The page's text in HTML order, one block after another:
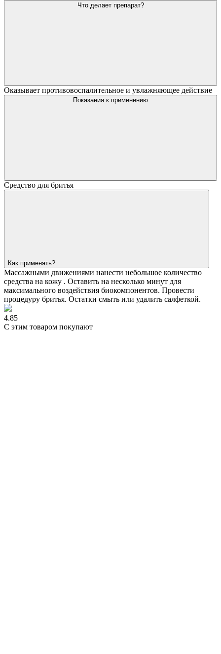
Что делает препарат?
Оказывает противовоспалительное и увлажняющее действие
Показания к применению
Средство для бритья
Как применять?
Массажными движениями нанести небольшое количество
средства на кожу . Оставить на несколько минут для
максимального воздействия биокомпонентов. Провести
процедуру бритья. Остатки смыть или удалить салфеткой.
4.85
С этим товаром покупают